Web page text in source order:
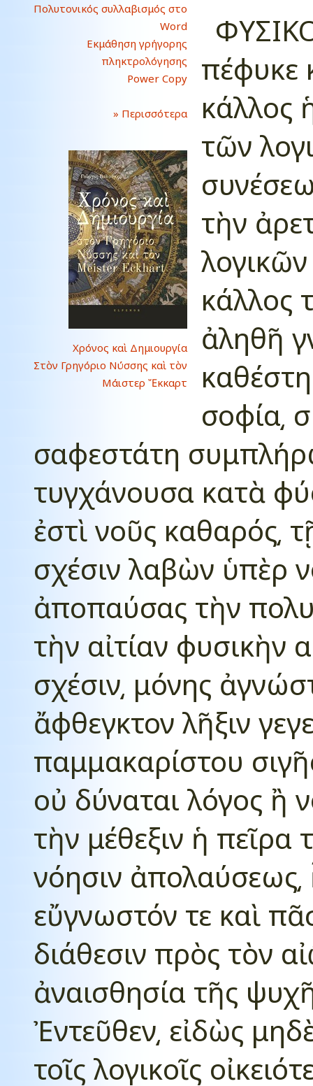
Πολυτονικός συλλαβισμός στο
Word
Εκμάθηση γρήγορης
πληκτρολόγησης
Power Copy
» Περισσότερα
Χρόνος καὶ Δημιουργία
Στὸν Γρηγόριο Νύσσης καὶ τὸν
Μάιστερ Ἔκκαρτ
πέφυκε
κάλλος
τῶν
τὴν
λογικῶν
κάλλος
ἀληθῆ
σοφία͵
σαφεστάτη
τυγχάνουσα κατὰ
ἐστὶ νοῦς καθαρός͵
σχέσιν λαβὼν ὑπὲρ
ἀποπαύσας τὴν
τὴν αἰτίαν φυσικὴν
σχέσιν͵ μόνης
ἄφθεγκτον λῆξιν
παμμακαρίστου
οὐ δύναται λόγος ἢ
τὴν μέθεξιν ἡ
νόησιν ἀπολαύσεως͵
εὔγνωστόν τε καὶ
διάθεσιν πρὸς τὸν
ἀναισθησία τῆς
Ἐντεῦθεν͵ εἰδὼς
τοῖς λογικοῖς